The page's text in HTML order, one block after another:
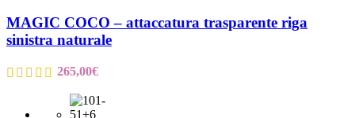
MAGIC COCO – attaccatura trasparente riga
sinistra naturale
265,00€